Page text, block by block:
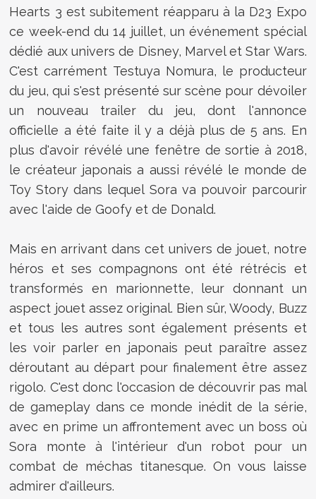
Hearts 3 est subitement réapparu à la D23 Expo
ce week-end du 14 juillet, un événement spécial
dédié aux univers de Disney, Marvel et Star Wars.
C'est carrément Testuya Nomura, le producteur
du jeu, qui s'est présenté sur scène pour dévoiler
un nouveau trailer du jeu, dont l'annonce
officielle a été faite il y a déjà plus de 5 ans. En
plus d'avoir révélé une fenêtre de sortie à 2018,
le créateur japonais a aussi révélé le monde de
Toy Story dans lequel Sora va pouvoir parcourir
avec l'aide de Goofy et de Donald.
Mais en arrivant dans cet univers de jouet, notre
héros et ses compagnons ont été rétrécis et
transformés en marionnette, leur donnant un
aspect jouet assez original. Bien sûr, Woody, Buzz
et tous les autres sont également présents et
les voir parler en japonais peut paraître assez
déroutant au départ pour finalement être assez
rigolo. C'est donc l'occasion de découvrir pas mal
de gameplay dans ce monde inédit de la série,
avec en prime un affrontement avec un boss où
Sora monte à l'intérieur d'un robot pour un
combat de méchas titanesque. On vous laisse
admirer d'ailleurs.